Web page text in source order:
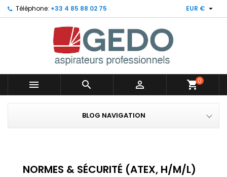
Téléphone: +33 4 85 88 02 75 EUR € 
   shopping_cart0
BLOG NAVIGATION
NORMES & SÉCURITÉ (ATEX, H/M/L)